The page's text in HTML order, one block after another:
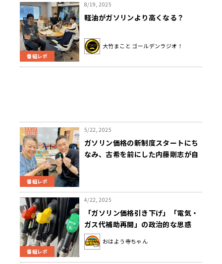
番組レポ
8/19, 2025
軽油がガソリンより高くなる？
大竹まこと ゴールデンラジオ！
番組レポ
5/22, 2025
ガソリン価格の新制度スタートにち
なみ、古希を前にした内藤剛志が自
番組レポ
4/22, 2025
「ガソリン価格引き下げ」「電気・
ガス代補助再開」の政治的な思惑
おはよう寺ちゃん